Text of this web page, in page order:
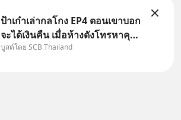
ป้าเก๋าเล่ากลโกง EP4 ตอนเขาบอก
จะได้เงินคืน เมื่อห้างดังโทรหาคุณ
วิยะดา แจ้งเรื่องเคลมสินค้าแล้ว
บูสต์โดย SCB Thailand